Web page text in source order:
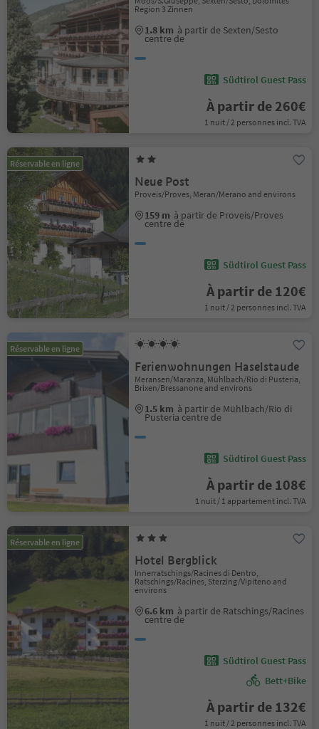
Region 3 Zinnen
1.8 km à partir de Sexten/Sesto
centre de
Südtirol Guest Pass
À partir de 260€
1 nuit / 2 personnes incl. TVA
Réservable en ligne
Neue Post
Proveis/Proves, Meran/Merano and environs
159 m à partir de Proveis/Proves
centre de
Südtirol Guest Pass
À partir de 120€
1 nuit / 2 personnes incl. TVA
Réservable en ligne
Ferienwohnungen Haselstaude
Meransen/Maranza, Mühlbach/Rio di Pusteria,
Brixen/Bressanone and environs
1.5 km à partir de Mühlbach/Rio di
Pusteria centre de
Südtirol Guest Pass
À partir de 108€
1 nuit / 1 appartement incl. TVA
Réservable en ligne
Hotel Bergblick
Innerratschings/Racines di Dentro,
Ratschings/Racines, Sterzing/Vipiteno and
environs
6.6 km à partir de Ratschings/Racines
centre de
Südtirol Guest Pass
Bett+Bike
À partir de 132€
1 nuit / 2 personnes incl. TVA